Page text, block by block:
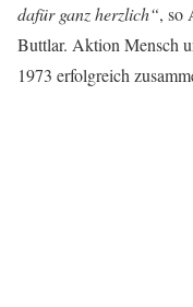
dafür ganz herzlich“, so
Buttlar. Aktion Mensch
1973 erfolgreich